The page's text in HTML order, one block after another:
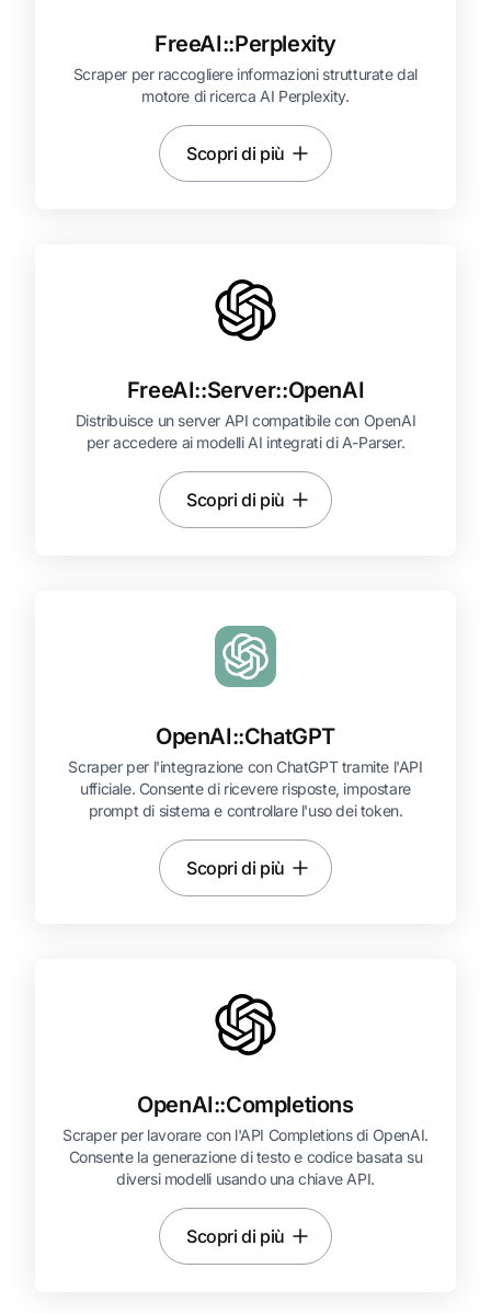
FreeAI::Perplexity
Scraper per raccogliere informazioni strutturate dal
motore di ricerca AI Perplexity.
Scopri di più
FreeAI::Server::OpenAI
Distribuisce un server API compatibile con OpenAI
per accedere ai modelli AI integrati di A-Parser.
Scopri di più
OpenAI::ChatGPT
Scraper per l'integrazione con ChatGPT tramite l'API
ufficiale. Consente di ricevere risposte, impostare
prompt di sistema e controllare l'uso dei token.
Scopri di più
OpenAI::Completions
Scraper per lavorare con l'API Completions di OpenAI.
Consente la generazione di testo e codice basata su
diversi modelli usando una chiave API.
Scopri di più